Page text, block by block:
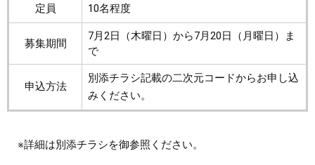
定員 10名程度
​募集期間
7月2日（木曜日）から7月20日（月曜日）ま
で
申込方法
別添チラシ記載の二次元コードからお申し込
みください。
※詳細は別添チラシを御参照ください。